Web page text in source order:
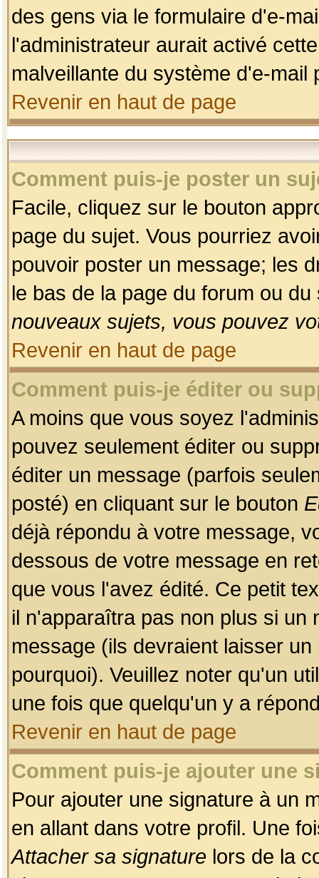
des gens via le formulaire d'e-
l'administrateur aurait activé
malveillante du système d'e-
Revenir en haut de page
Comment puis-je poster un
Facile, cliquez sur le bouton
page du sujet. Vous pourriez
pouvoir poster un message; les
le bas de la page du forum ou
nouveaux sujets, vous pouvez
Revenir en haut de page
Comment puis-je éditer ou
A moins que vous soyez
pouvez seulement éditer ou
éditer un message (parfois
posté) en cliquant sur le bouton
déjà répondu à votre message,
dessous de votre message en
que vous l'avez édité. Ce petit
il n'apparaîtra pas non plus si un
message (ils devraient laisser
pourquoi). Veuillez noter qu'un
une fois que quelqu'un y a
Revenir en haut de page
Comment puis-je ajouter une
Pour ajouter une signature à un
en allant dans votre profil. Une
Attacher sa signature lors de la